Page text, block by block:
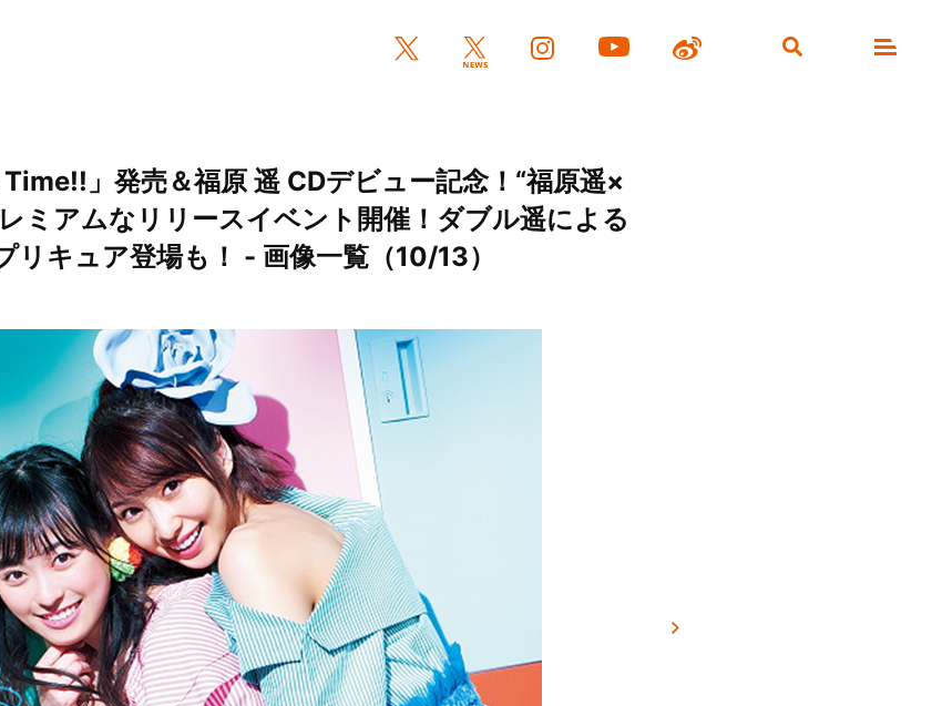
」発売＆福原 遥 CDデビュー記念！“福原遥×
ミアムなリリースイベント開催！ダブル遥による
リキュア登場も！ - 画像一覧（10/13）